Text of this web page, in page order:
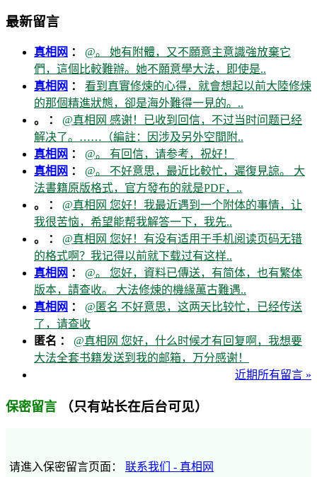
最新留言
真相网 ： @。 她有附體，又不願意主意識強放棄它
們，這個比較難辦。她不願意學大法，即使是..
真相网 ： 看到真實修煉的心得，就會想起以前大陸修煉
的那個精進狀態，卻是海外難得一見的。..
。 ： @真相网 感谢！已收到回信，不过当时问题已经
解决了。……（編註：因涉及另外空間附..
真相网 ： @。 有回信，请参考，祝好！
真相网 ： @。 不好意思，最近比較忙，遲復見諒。 大
法書籍原版格式，官方發布的就是PDF，..
。 ： @真相网 您好！我最近遇到一个附体的事情，让
我很苦恼，希望能帮我解答一下，我先..
。 ： @真相网 您好！有没有适用于手机阅读页码无错
的格式啊？我记得以前就下载过有这样..
真相网 ： @。 您好，資料已傳送，有简体，也有繁体
版本，請查收。 大法修煉的機緣萬古難遇..
真相网 ： @匿名 不好意思，这两天比较忙，已经传送
了，请查收
匿名 ： @真相网 您好，什么时候才有回复啊，我想要
大法全套书籍发送到我的邮箱，万分感谢！
近期所有留言 »
保密留言 （只有站长在后台可见）
请進入保密留言页面： 联系我们 - 真相网